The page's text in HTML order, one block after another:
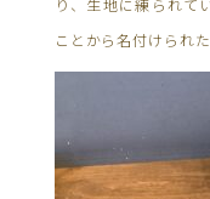
ことから名付けられた